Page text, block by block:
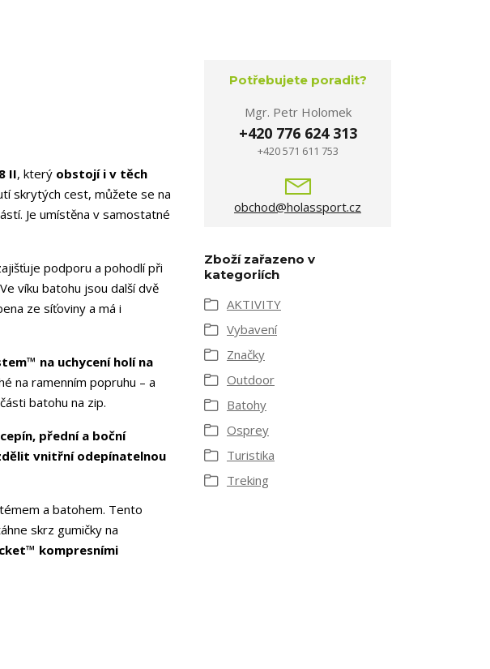
II, který obstojí i v těch
skrytých cest, můžete se na
Je umístěna v samostatné
podporu a pohodlí při
víku batohu jsou další dvě
ze síťoviny a má i
na uchycení holí na
na ramenním popruhu – a
batohu na zip.
přední a boční
vnitřní odepínatelnou
a batohem. Tento
skrz gumičky na
kompresními
Potřebujete poradit?
Mgr. Petr Holomek
+420 776 624 313
+420 571 611 753
obchod@holassport.cz
Zboží zařazeno v
kategoriích
AKTIVITY
Vybavení
Značky
Outdoor
Batohy
Osprey
Turistika
Treking